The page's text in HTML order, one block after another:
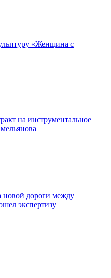
«Женщина с
на инструментальное
новой дороги между
экспертизу